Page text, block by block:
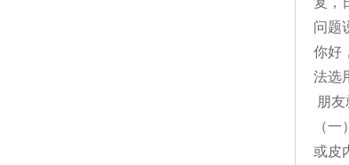
问题
你好
法选
朋
（
或皮